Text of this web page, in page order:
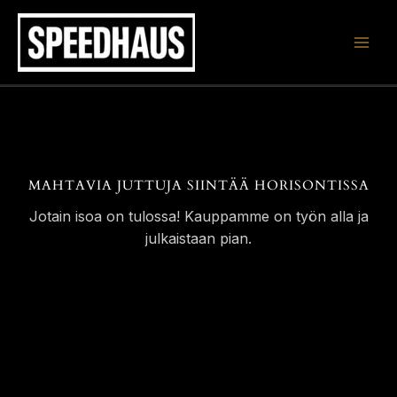
Siirry
sisältöön
MAHTAVIA JUTTUJA SIINTÄÄ HORISONTISSA
Jotain isoa on tulossa! Kauppamme on työn alla ja
julkaistaan pian.